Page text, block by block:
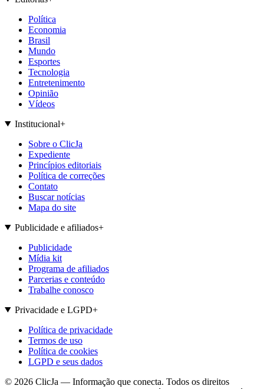
Política
Economia
Brasil
Mundo
Esportes
Tecnologia
Entretenimento
Opinião
Vídeos
Institucional+
Sobre o ClicJa
Expediente
Princípios editoriais
Política de correções
Contato
Buscar notícias
Mapa do site
Publicidade e afiliados+
Publicidade
Mídia kit
Programa de afiliados
Parcerias e conteúdo
Trabalhe conosco
Privacidade e LGPD+
Política de privacidade
Termos de uso
Política de cookies
LGPD e seus dados
© 2026 ClicJa — Informação que conecta. Todos os direitos